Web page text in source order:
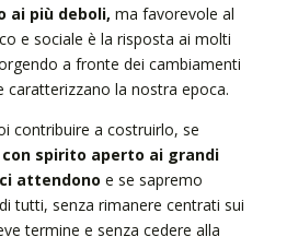
ai più deboli, ma favorevole al
e sociale è la risposta ai molti
a fronte dei cambiamenti
caratterizzano la nostra epoca.
contribuire a costruirlo, se
spirito aperto ai grandi
attendono e se sapremo
tutti, senza rimanere centrati sui
termine e senza cedere alla